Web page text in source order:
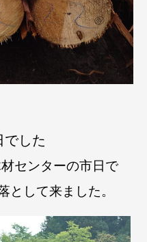
した
センターの市日で
して来ました。